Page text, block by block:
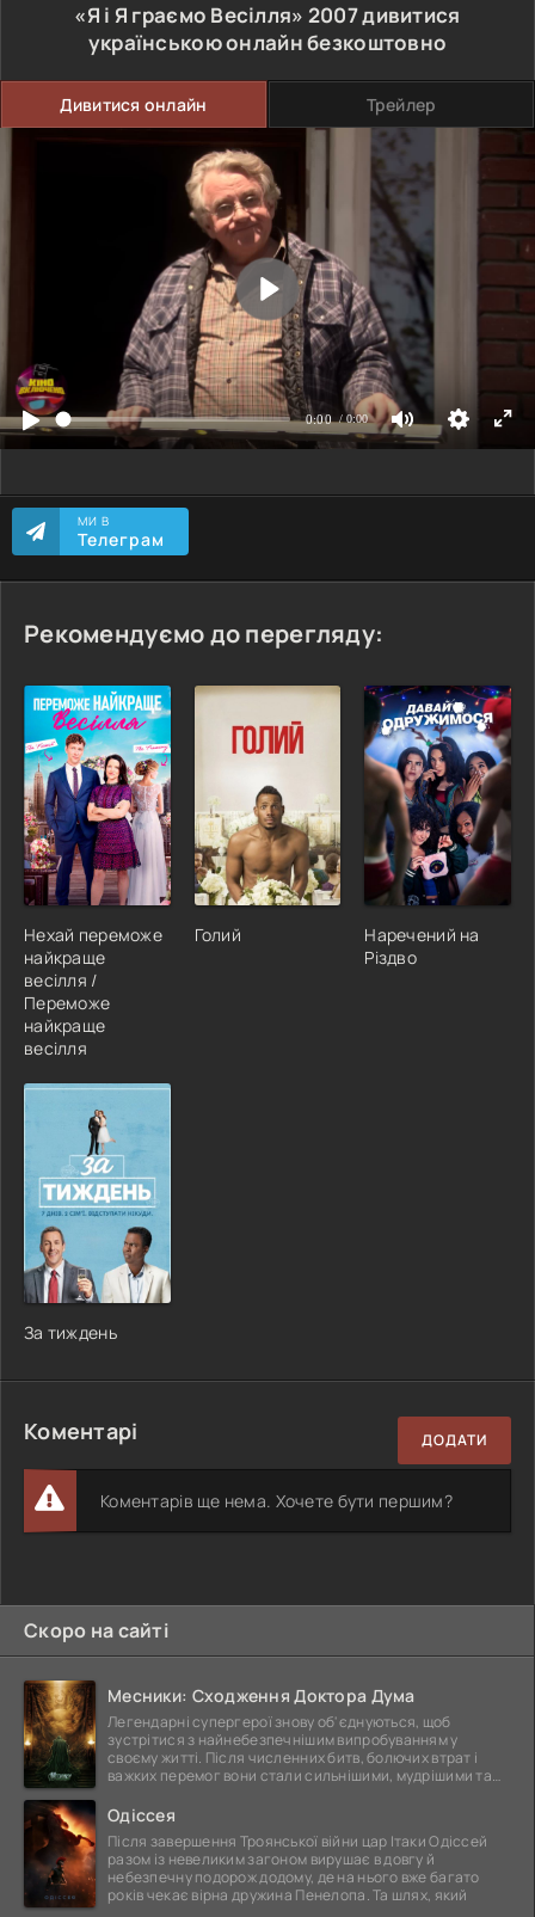
«Я і Я граємо Весілля» 2007дивитися
українською онлайн безкоштовно
Дивитися онлайн Трейлер
МИ В
Телеграм
Рекомендуємо до перегляду:
Нехай переможе
найкраще
весілля /
Переможе
найкраще
весілля
Голий
Наречений на
Різдво
За тиждень
Коментарі ДОДАТИ
Коментарів ще нема. Хочете бути першим?
Скоро на сайті
Месники: Сходження Доктора Дума
Легендарні супергерої знову об'єднуються, щоб
зустрітися з найнебезпечнішим випробуванням у
своєму житті. Після численних битв, болючих втрат і
важких перемог вони стали сильнішими, мудрішими та
Одіссея
Після завершення Троянської війни цар Ітаки Одіссей
разом із невеликим загоном вирушає в довгу й
небезпечну подорож додому, де на нього вже багато
років чекає вірна дружина Пенелопа. Та шлях, який